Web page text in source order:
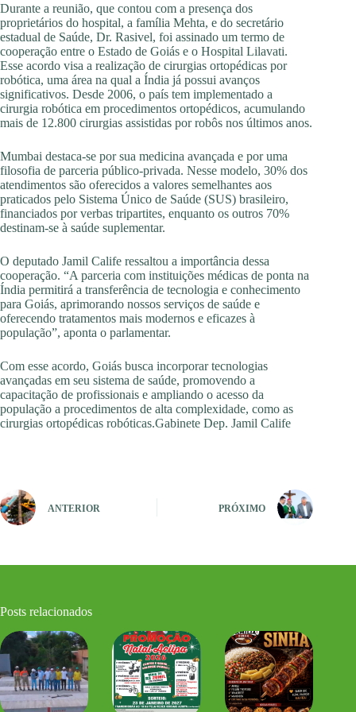
Durante a reunião, que contou com a presença dos
proprietários do hospital, a família Mehta, e do secretário
estadual de Saúde, Dr. Rasivel, foi assinado um termo de
cooperação entre o Estado de Goiás e o Hospital Lilavati.
Esse acordo visa a realização de cirurgias ortopédicas por
robótica, uma área na qual a Índia já possui avanços
significativos. Desde 2006, o país tem implementado a
cirurgia robótica em procedimentos ortopédicos, acumulando
mais de 12.800 cirurgias assistidas por robôs nos últimos anos.
Mumbai destaca-se por sua medicina avançada e por uma
filosofia de parceria público-privada. Nesse modelo, 30% dos
atendimentos são oferecidos a valores semelhantes aos
praticados pelo Sistema Único de Saúde (SUS) brasileiro,
financiados por verbas tripartites, enquanto os outros 70%
destinam-se à saúde suplementar.
O deputado Jamil Calife ressaltou a importância dessa
cooperação. “A parceria com instituições médicas de ponta na
Índia permitirá a transferência de tecnologia e conhecimento
para Goiás, aprimorando nossos serviços de saúde e
oferecendo tratamentos mais modernos e eficazes à
população”, aponta o parlamentar.
Com esse acordo, Goiás busca incorporar tecnologias
avançadas em seu sistema de saúde, promovendo a
capacitação de profissionais e ampliando o acesso da
população a procedimentos de alta complexidade, como as
cirurgias ortopédicas robóticas.Gabinete Dep. Jamil Calife
ANTERIOR PRÓXIMO
Posts relacionados